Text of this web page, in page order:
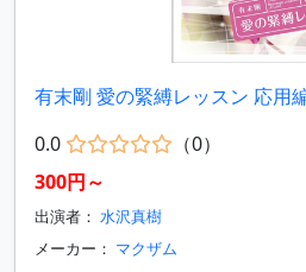
有末剛 愛の緊縛レッスン 応用
0.0
（0）
300円～
出演者： 水沢真樹
メーカー： マクザム